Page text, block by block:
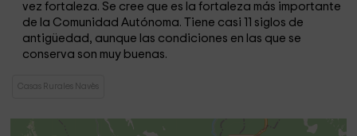
vez fortaleza. Se cree que es la fortaleza más importante
de la Comunidad Autónoma. Tiene casi 11 siglos de
antigüedad, aunque las condiciones en las que se
conserva son muy buenas.
Casas Rurales Navès